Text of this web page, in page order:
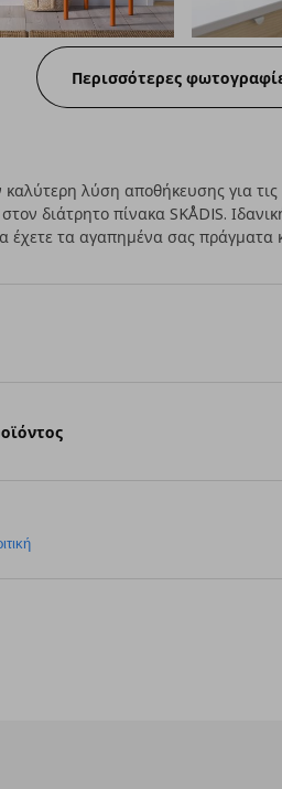
Περισσότερες
καλύτερη λύση αποθήκευσης για
διάτρητο πίνακα SKÅDIS.
έχετε τα αγαπημένα σας πράγματα